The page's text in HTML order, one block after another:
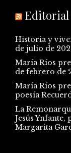
Editorial
Historia y
de julio de
María Ríos
de febrero de
María Ríos
poesía
La
Jesús
Margarita